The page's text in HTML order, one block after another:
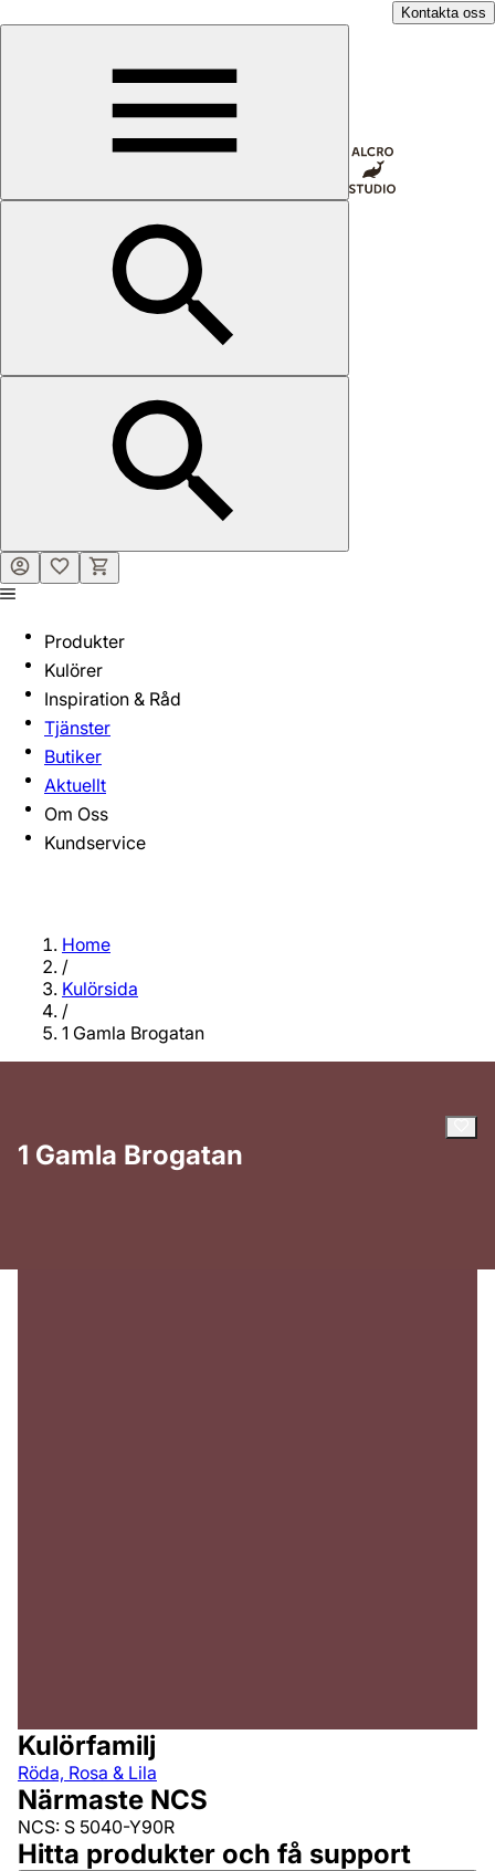
Kontakta oss
Produkter
Kulörer
Inspiration & Råd
Tjänster
Butiker
Aktuellt
Om Oss
Kundservice
Home
/
Kulörsida
/
1 Gamla Brogatan
1 Gamla Brogatan
Kulörfamilj
Röda, Rosa & Lila
Närmaste NCS
NCS: S 5040-Y90R
Hitta produkter och få support